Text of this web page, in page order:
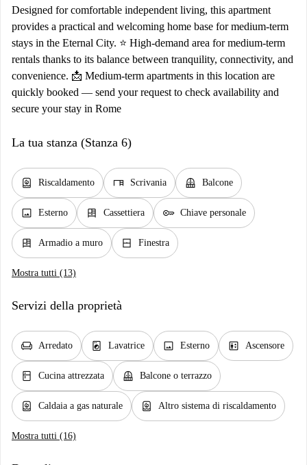
Designed for comfortable independent living, this apartment
provides a practical and welcoming home base for medium-term
stays in the Eternal City. ⭐ High-demand area for medium-term
rentals thanks to its balance between tranquility, connectivity, and
convenience. 📩 Medium-term apartments in this location are
quickly booked — send your request to check availability and
secure your stay in Rome
La tua stanza (Stanza 6)
water_heater Riscaldamento desk Scrivania balcony Balcone
image Esterno dresser Cassettiera key Chiave personale
dresser Armadio a muro window_closed Finestra
Mostra tutti (13)
Servizi della proprietà
chair Arredato local_laundry_service Lavatrice image Esterno elevator Ascensore
kitchen Cucina attrezzata balcony Balcone o terrazzo
water_heater Caldaia a gas naturale water_heater Altro sistema di riscaldamento
Mostra tutti (16)